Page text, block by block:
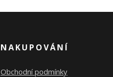
NAKUPOVÁNÍ
Obchodní podmínky